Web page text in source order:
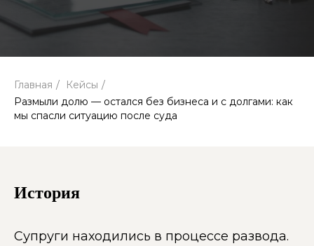
Главная / Кейсы /
Размыли долю — остался без бизнеса и с долгами: как
мы спасли ситуацию после суда
История
Супруги находились в процессе развода.